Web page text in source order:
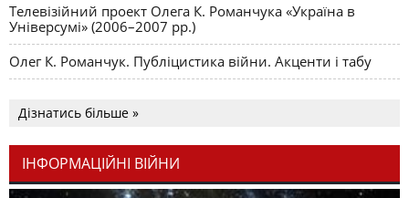
Телевізійний проект Олега К. Романчука «Україна в
Універсумі» (2006–2007 рр.)
Олег К. Романчук. Публіцистика війни. Акценти і табу
Дізнатись більше »
ІНФОРМАЦІЙНІ ВІЙНИ